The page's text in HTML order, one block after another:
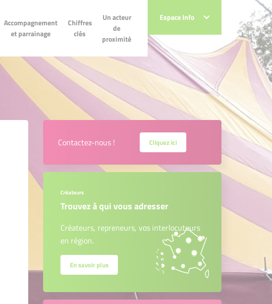
Accompagnement
et parrainage
Chiffres
clés
Un acteur
de
proximité
Espace Info
et parrainage
Chiffres clés
Un acteur de
proximité
Espace Info
Contactez-nous ! Cliquez ici
Créateurs
Trouvez à qui vous adresser
Créateurs, repreneurs, vos interlocuteurs
en région.
En savoir plus